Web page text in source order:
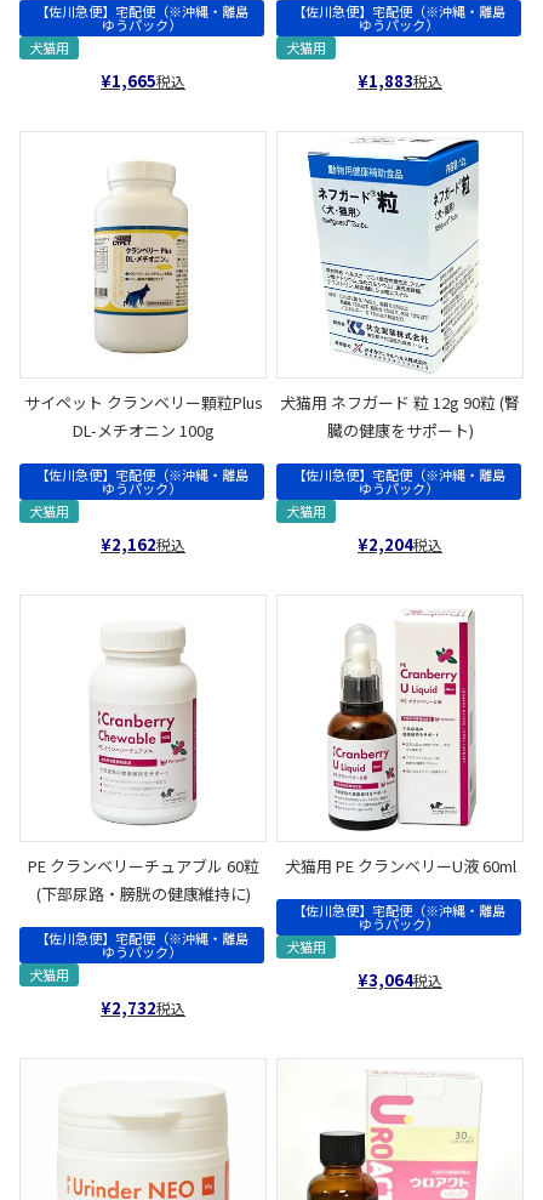
【佐川急便】宅配便（※沖縄・離島
ゆうパック）
犬猫用
¥1,665税込
【佐川急便】宅配便（※沖縄・離島
ゆうパック）
犬猫用
¥1,883税込
サイペット クランベリー顆粒Plus
DL-メチオニン 100g
【佐川急便】宅配便（※沖縄・離島
ゆうパック）
犬猫用
¥2,162税込
犬猫用 ネフガード 粒 12g 90粒 (腎
臓の健康をサポート)
【佐川急便】宅配便（※沖縄・離島
ゆうパック）
犬猫用
¥2,204税込
PE クランベリーチュアブル 60粒
(下部尿路・膀胱の健康維持に)
【佐川急便】宅配便（※沖縄・離島
ゆうパック）
犬猫用
¥2,732税込
犬猫用 PE クランベリーU液 60ml
【佐川急便】宅配便（※沖縄・離島
ゆうパック）
犬猫用
¥3,064税込